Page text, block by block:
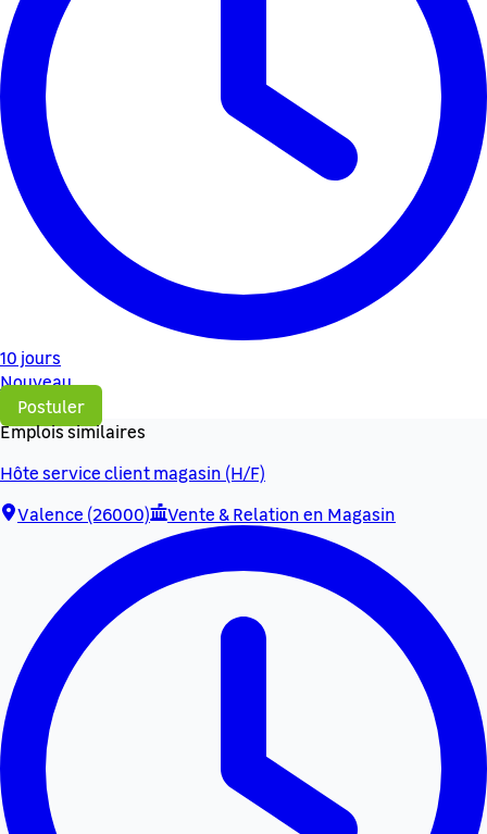
10 jours
Nouveau
Postuler
Emplois similaires
Hôte service client magasin (H/F)
Valence (26000)
Vente & Relation en Magasin